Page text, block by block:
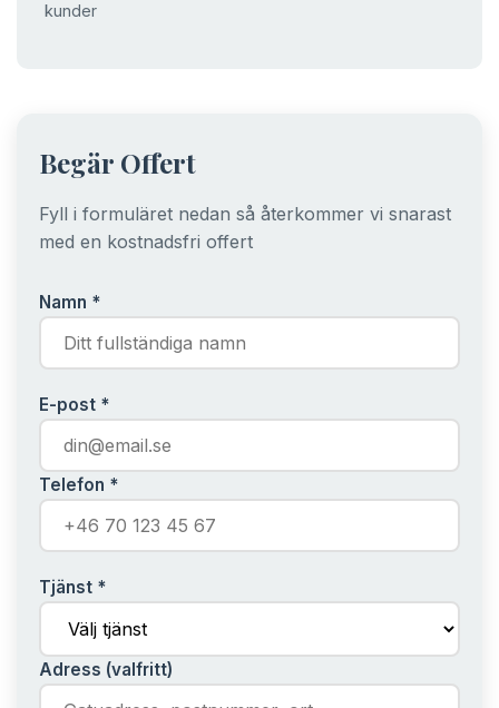
kunder
Begär Offert
Fyll i formuläret nedan så återkommer vi snarast
med en kostnadsfri offert
Namn *
E-post *
Telefon *
Tjänst *
Adress (valfritt)